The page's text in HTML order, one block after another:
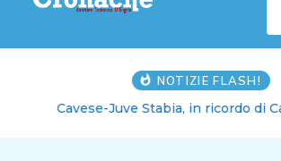
NOTIZIE FLASH!
Cavese-Juve Stabia, in ricordo di